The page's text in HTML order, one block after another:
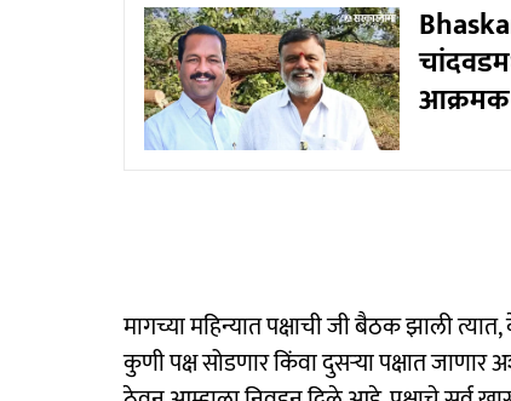
आक्रमक
मागच्या महिन्यात पक्षाची जी बैठक झाली
कुणी पक्ष सोडणार किंवा दुसऱ्या पक्षात जाणार